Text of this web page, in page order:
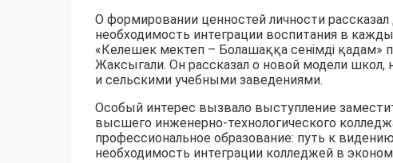
О формировании ценностей личности
необходимость интеграции воспитания в
«Келешек мектеп – Болашаққа сенімді
Жаксыгали. Он рассказал о новой модели
и сельскими учебными заведениями.
Особый интерес вызвало выступление
высшего инженерно-технологического
профессиональное образование: путь к
необходимость интеграции колледжей в